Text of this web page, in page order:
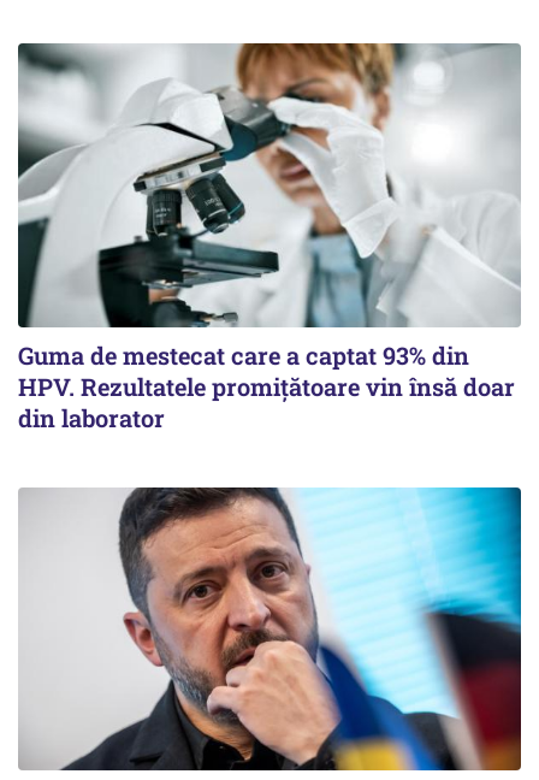
Guma de mestecat care a captat 93% din
HPV. Rezultatele promițătoare vin însă doar
din laborator